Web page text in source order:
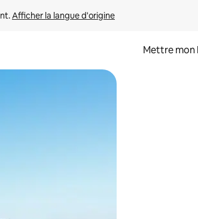
Afficher la langue d'origine
Mettre mon